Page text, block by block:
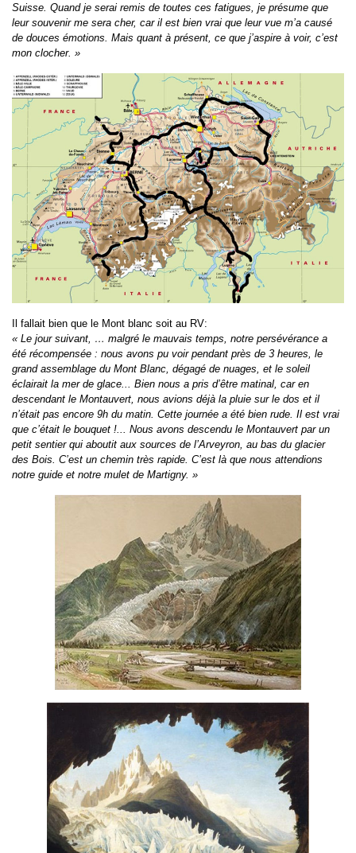
Suisse. Quand je serai remis de toutes ces fatigues, je présume que
leur souvenir me sera cher, car il est bien vrai que leur vue m’a causé
de douces émotions. Mais quant à présent, ce que j’aspire à voir, c’est
mon clocher. »
Il fallait bien que le Mont blanc soit au RV:
« Le jour suivant, … malgré le mauvais temps, notre persévérance a
été récompensée : nous avons pu voir pendant près de 3 heures, le
grand assemblage du Mont Blanc, dégagé de nuages, et le soleil
éclairait la mer de glace... Bien nous a pris d’être matinal, car en
descendant le Montauvert, nous avions déjà la pluie sur le dos et il
n’était pas encore 9h du matin. Cette journée a été bien rude. Il est vrai
que c’était le bouquet !... Nous avons descendu le Montauvert par un
petit sentier qui aboutit aux sources de l’Arveyron, au bas du glacier
des Bois. C’est un chemin très rapide. C’est là que nous attendions
notre guide et notre mulet de Martigny. »